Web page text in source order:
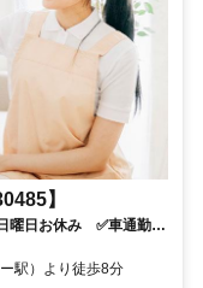
】
曜日お休み ✅車通勤ご
✅応募条件：介護系資
ター駅）より徒歩8分